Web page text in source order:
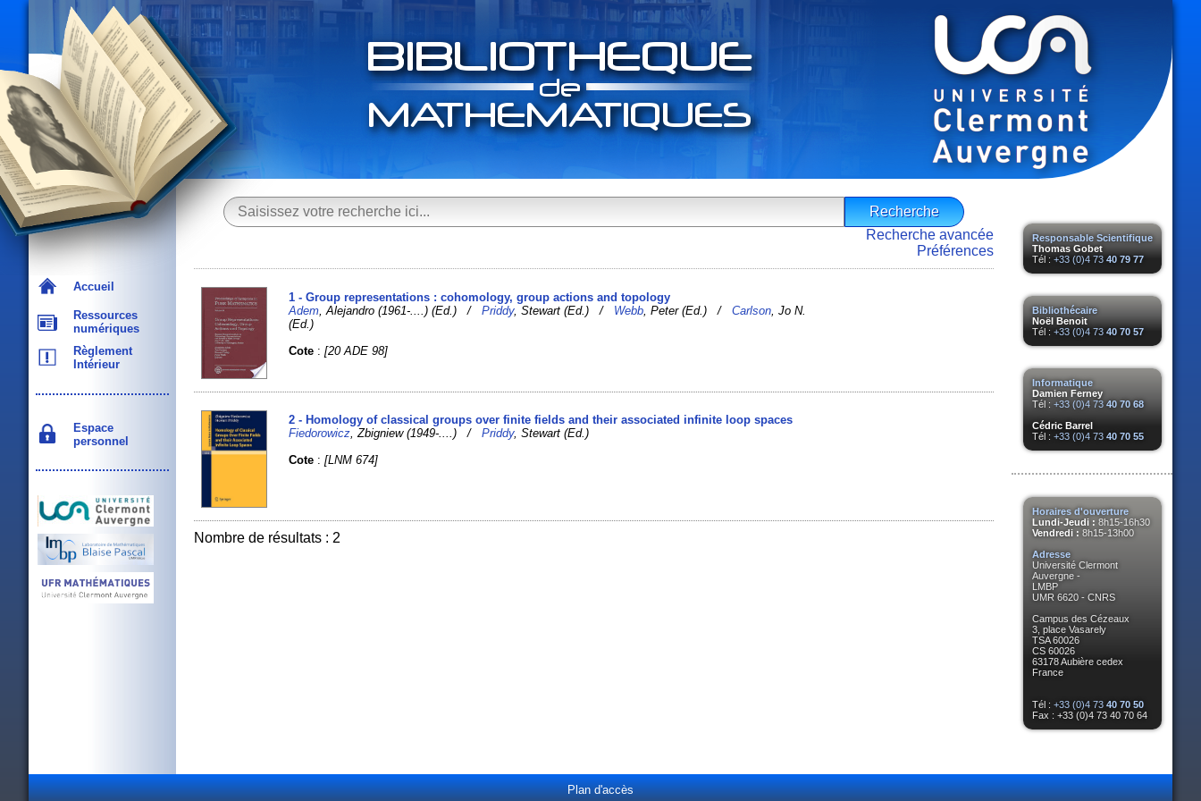
Accueil
Ressources
numériques
Règlement
Intérieur
Espace
personnel
Responsable Scientifique
Thomas Gobet
Tél : +33 (0)4 73 40 79 77
Bibliothécaire
Noël Benoit
Tél : +33 (0)4 73 40 70 57
Informatique
Damien Ferney
Tél : +33 (0)4 73 40 70 68
Cédric Barrel
Tél : +33 (0)4 73 40 70 55
Horaires d'ouverture
Lundi-Jeudi : 8h15-16h30
Vendredi : 8h15-13h00
Adresse
Université Clermont
Auvergne -
LMBP
UMR 6620 - CNRS
Campus des Cézeaux
3, place Vasarely
TSA 60026
CS 60026
63178 Aubière cedex
France
Tél : +33 (0)4 73 40 70 50
Fax : +33 (0)4 73 40 70 64
Recherche avancée
Préférences
1 - Group representations : cohomology, group actions and topology
Adem , Alejandro (1961-....) (Ed.) /Priddy, Stewart (Ed.) / Webb , Peter (Ed.) /Carlson , Jo N.
(Ed.)
Cote :[20 ADE 98]
2 - Homology of classical groups over finite fields and their associated infinite loop spaces
Fiedorowicz, Zbigniew (1949-....) /Priddy, Stewart (Ed.)
Cote :[LNM 674]
Nombre de résultats : 2
Plan d'accès